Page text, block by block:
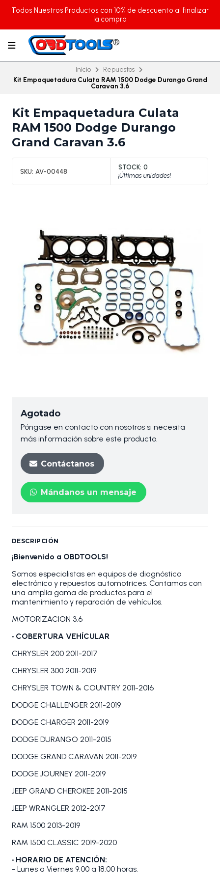
Todos Nuestros Productos con 10% de descuento al finalizar
la compra
Inicio
Repuestos
Kit Empaquetadura Culata RAM 1500 Dodge Durango Grand
Caravan 3.6
Kit Empaquetadura Culata
RAM 1500 Dodge Durango
Grand Caravan 3.6
SKU: AV-00448
STOCK: 0
¡Últimas unidades!
Agotado
Póngase en contacto con nosotros si necesita
más información sobre este producto.
Contáctanos
Mándanos un mensaje
DESCRIPCIÓN
¡Bienvenido a OBDTOOLS!
Somos especialistas en equipos de diagnóstico
electrónico y repuestos automotrices. Contamos con
una amplia gama de productos para el
mantenimiento y reparación de vehículos.
MOTORIZACION 3.6
• COBERTURA VEHÍCULAR
CHRYSLER 200 2011-2017
CHRYSLER 300 2011-2019
CHRYSLER TOWN & COUNTRY 2011-2016
DODGE CHALLENGER 2011-2019
DODGE CHARGER 2011-2019
DODGE DURANGO 2011-2015
DODGE GRAND CARAVAN 2011-2019
DODGE JOURNEY 2011-2019
JEEP GRAND CHEROKEE 2011-2015
JEEP WRANGLER 2012-2017
RAM 1500 2013-2019
RAM 1500 CLASSIC 2019-2020
• HORARIO DE ATENCIÓN:
- Lunes a Viernes 9:00 a 18:00 horas.